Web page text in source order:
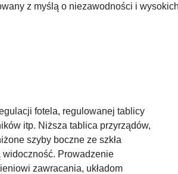
z myślą o niezawodności i
fotela, regulowanej tablicy
itp. Niższa tablica przyrządów,
szyby boczne ze szkła
Prowadzenie
zawracania, układom